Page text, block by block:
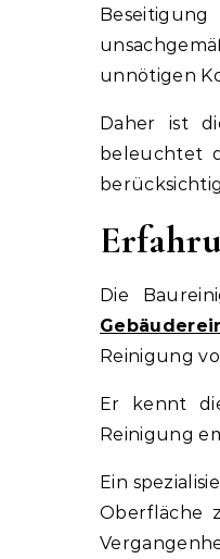
unnötigen
Daher ist
beleuchtet
Die
Reinigung
Er kennt
Reinigung
Ein
Oberfläche